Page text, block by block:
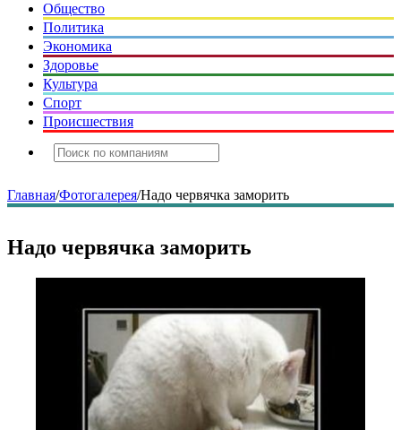
Общество
Политика
Экономика
Здоровье
Культура
Спорт
Происшествия
Главная/Фотогалерея/Надо червячка заморить
Надо червячка заморить